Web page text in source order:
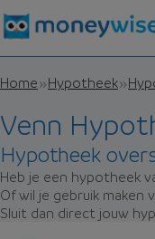
Home Hypotheek
Venn
Hypotheek
Heb je een hypotheek
Of wil je gebruik maken
Sluit dan direct jouw